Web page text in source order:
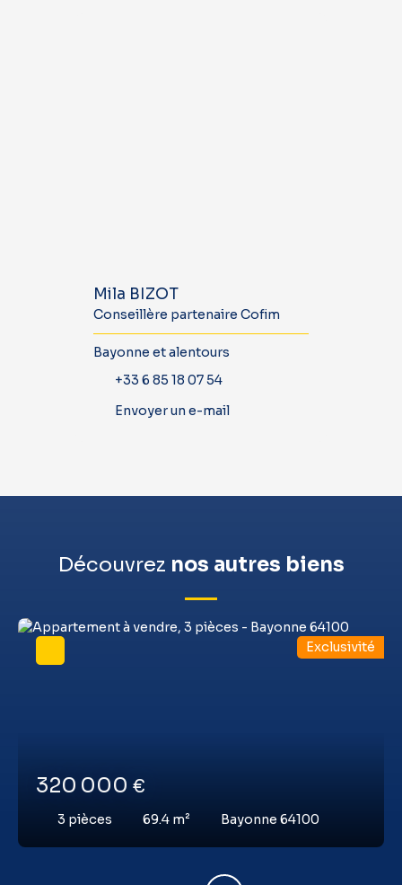
Mila BIZOT
Conseillère partenaire Cofim
Bayonne et alentours
+33 6 85 18 07 54
Envoyer un e-mail
Découvrez nos autres biens
320 000 €
3 pièces 69.4 m² Bayonne 64100
Exclusivité